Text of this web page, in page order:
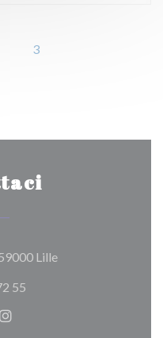
3
Lille((apre una nuova
55
((apre una nuova
Instagram ((apre una